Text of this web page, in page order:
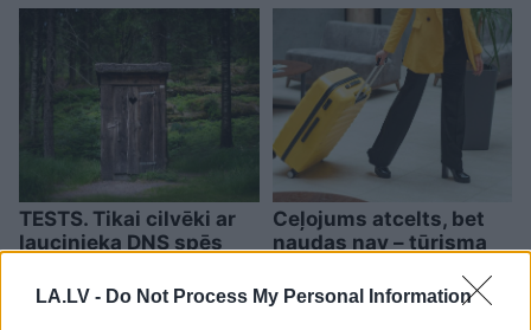
LA.LV - Do Not Process My Personal Information
TESTS. Tikai cilvēki ar
laucinieka DNS spēs
gudrību testā
Ceļojums atcelts, bet
naudas nav – tūrisma
klienti nonākuši
neapskaužamā